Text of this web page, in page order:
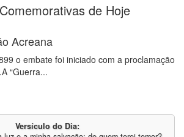
de Hoje
Acreana
o embate foi iniciado com a proclamação
“Guerra...
Versículo do Dia: